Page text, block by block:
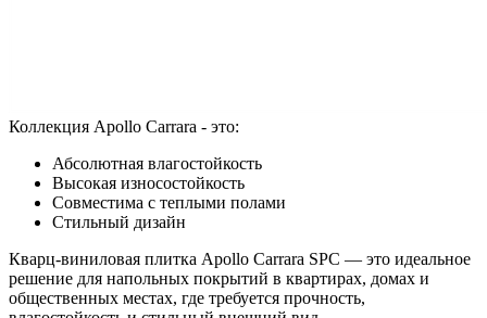
Коллекция Apollo Carrara - это:
Абсолютная влагостойкость
Высокая износостойкость
Совместима с теплыми полами
Стильный дизайн
Кварц-виниловая плитка Apollo Carrara SPC — это идеальное
решение для напольных покрытий в квартирах, домах и
общественных местах, где требуется прочность,